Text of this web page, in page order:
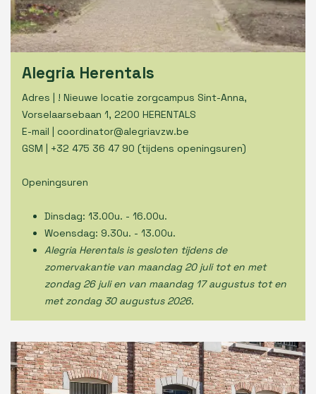
Alegria Herentals
Adres | ! Nieuwe locatie zorgcampus Sint-Anna,
Vorselaarsebaan 1, 2200 HERENTALS
E-mail | coordinator@alegriavzw.be
GSM | +32 475 36 47 90 (tijdens openingsuren)
Openingsuren
Dinsdag: 13.00u. - 16.00u.
Woensdag: 9.30u. - 13.00u.
Alegria Herentals is gesloten tijdens de
zomervakantie van maandag 20 juli tot en met
zondag 26 juli en van maandag 17 augustus tot en
met zondag 30 augustus 2026.